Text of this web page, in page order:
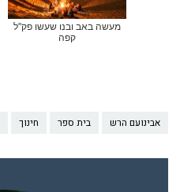
מעשה באב ובנו שעשו פק"ל
קפה
אבינועם הרש בית ספר חינוך